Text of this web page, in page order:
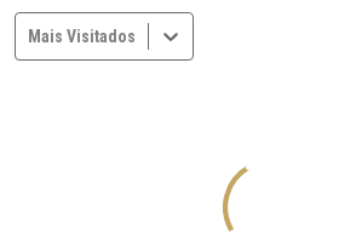
Mais Visitados